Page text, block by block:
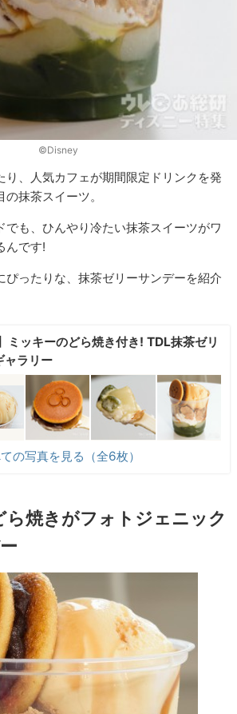
©Disney
り、人気カフェが期間限定ドリンクを発
抹茶スイーツ。
でも、ひんやり冷たい抹茶スイーツがワ
んです!
ぴったりな、抹茶ゼリーサンデーを紹介
ミッキーのどら焼き付き! TDL抹茶ゼリ
ャラリー
の写真を見る（全6枚）
ら焼きがフォトジェニック